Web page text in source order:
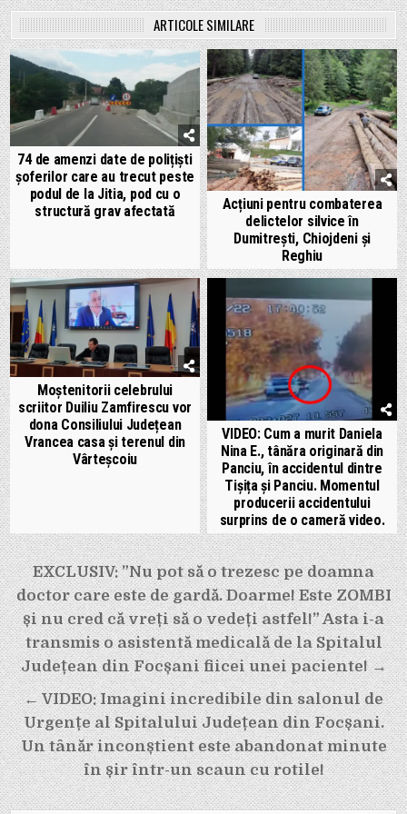
ARTICOLE SIMILARE
74 de amenzi date de polițiști
șoferilor care au trecut peste
podul de la Jitia, pod cu o
structură grav afectată
Acțiuni pentru combaterea
delictelor silvice în
Dumitrești, Chiojdeni și
Reghiu
Moștenitorii celebrului
scriitor Duiliu Zamfirescu vor
dona Consiliului Județean
Vrancea casa și terenul din
Vârteșcoiu
VIDEO: Cum a murit Daniela
Nina E., tânăra originară din
Panciu, în accidentul dintre
Tișița și Panciu. Momentul
producerii accidentului
surprins de o cameră video.
Navigare
în
articole
EXCLUSIV: ”Nu pot să o trezesc pe doamna
doctor care este de gardă. Doarme! Este ZOMBI
și nu cred că vreți să o vedeți astfel!” Asta i-a
transmis o asistentă medicală de la Spitalul
Județean din Focșani fiicei unei paciente! →
← VIDEO: Imagini incredibile din salonul de
Urgențe al Spitalului Județean din Focșani.
Un tânăr inconștient este abandonat minute
în șir într-un scaun cu rotile!